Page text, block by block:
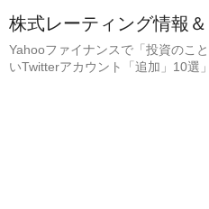
株式レーティング情報
Yahooファイナンスで「投資のこ
いTwitterアカウント「追加」10選